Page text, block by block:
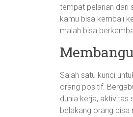
tempat pelarian dari
kamu bisa kembali
malah bisa
Salah satu kunci
orang positif.
dunia kerja, aktivitas
belakang orang bisa